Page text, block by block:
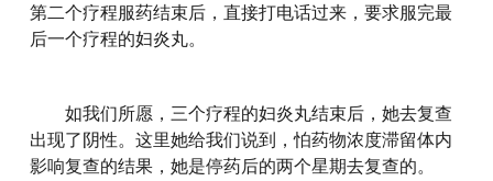
第二个疗程服药结束后，直接打电话过来，要求服完最
后一个疗程的妇炎丸。
如我们所愿，三个疗程的妇炎丸结束后，她去复查
出现了阴性。这里她给我们说到，怕药物浓度滞留体内
影响复查的结果，她是停药后的两个星期去复查的。